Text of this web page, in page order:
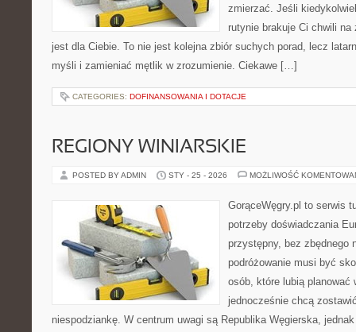
zmierzać. Jeśli
rutynie brakuje Ci chwili
jest dla Ciebie. To nie jest kolejna zbiór suchych porad, lecz
myśli i zamieniać mętlik w zrozumienie. Ciekawe […]
CATEGORIES: DOFINANSOWANIA I DOTACJE
REGIONY WINIARSKIE
POSTED BY ADMIN STY - 25 - 2026 MOŻLIWOŚĆ
GorąceWęgry.pl to serwis
potrzeby doświadczania
przystępny, bez zbędnego
podróżowanie musi być
osób, które lubią
jednocześnie chcą
niespodziankę. W centrum uwagi są Republika Węgierska,